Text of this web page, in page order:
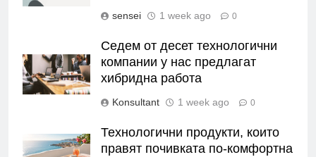
sensei 1 week ago 0
Седем от десет технологични
компании у нас предлагат
хибридна работа
Konsultant 1 week ago 0
Технологични продукти, които
правят почивката по-комфортна